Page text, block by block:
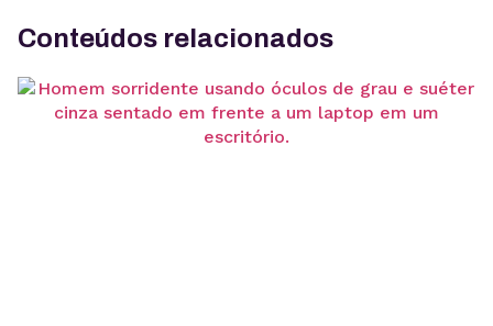
Conteúdos relacionados